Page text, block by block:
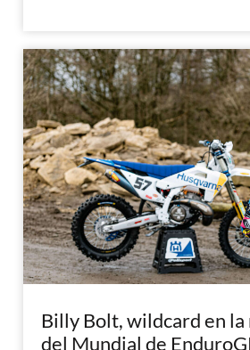
Billy Bolt, wildcard en la
del Mundial de